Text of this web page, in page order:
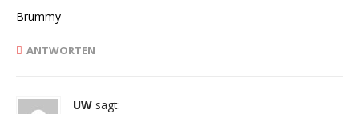
Brummy
ANTWORTEN
UW sagt: